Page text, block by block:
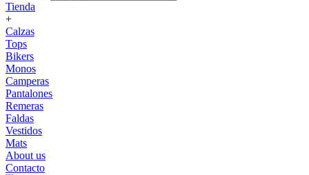
Tienda
+
Calzas
Tops
Bikers
Monos
Camperas
Pantalones
Remeras
Faldas
Vestidos
Mats
About us
Contacto